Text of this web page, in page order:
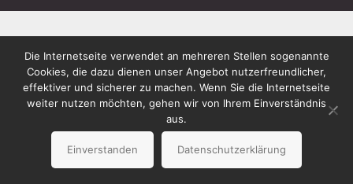
Die Internetseite verwendet an mehreren Stellen sogenannte
Cookies, die dazu dienen unser Angebot nutzerfreundlicher,
effektiver und sicherer zu machen. Wenn Sie die Internetseite
weiter nutzen möchten, gehen wir von Ihrem Einverständnis
aus.
Einverstanden Datenschutzerklärung